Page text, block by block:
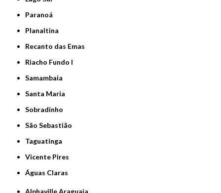
Paranoá
Planaltina
Recanto das Emas
Riacho Fundo I
Samambaia
Santa Maria
Sobradinho
São Sebastião
Taguatinga
Vicente Pires
Águas Claras